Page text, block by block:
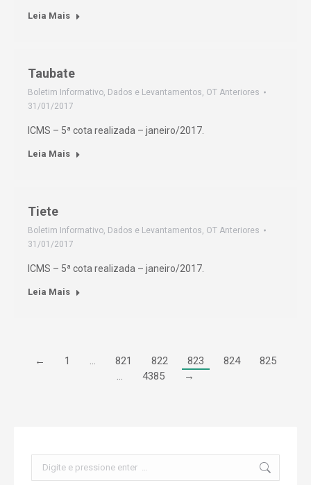
Leia Mais
Taubate
Boletim Informativo, Dados e Levantamentos, OT Anteriores
31/01/2017
ICMS – 5ª cota realizada – janeiro/2017.
Leia Mais
Tiete
Boletim Informativo, Dados e Levantamentos, OT Anteriores
31/01/2017
ICMS – 5ª cota realizada – janeiro/2017.
Leia Mais
← 1 … 821 822 823 824
825
…
4385 →